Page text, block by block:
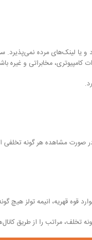
لینک‏‌های مرده
مخابراتى و غیره
مشاهده هر گونه تخلفی
قوه قهریه، انیمه تولز هیچ
مراتب را از طریق